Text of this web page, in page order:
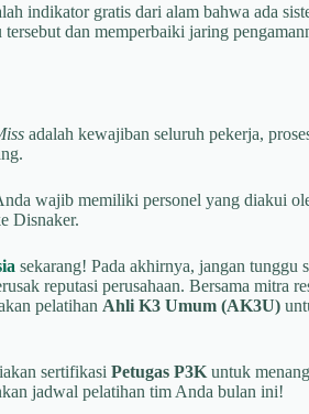
indikator gratis dari alam bahwa ada
dan memperbaiki jaring
adalah kewajiban seluruh pekerja,
wajib memiliki personel yang diakui
Disnaker.
sekarang! Pada akhirnya, jangan tunggu
reputasi perusahaan. Bersama mitra
pelatihan Ahli K3 Umum (AK3U)
sertifikasi Petugas P3K untuk
jadwal pelatihan tim Anda bulan ini!